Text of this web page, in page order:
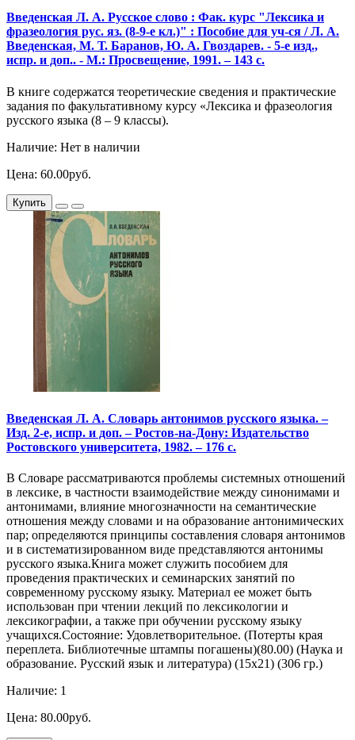
Введенская Л. А. Русское слово : Фак. курс "Лексика и
фразеология рус. яз. (8-9-е кл.)" : Пособие для уч-ся / Л. А.
Введенская, М. Т. Баранов, Ю. А. Гвоздарев. - 5-е изд.,
испр. и доп.. - М.: Просвещение, 1991. – 143 с.
В книге содержатся теоретические сведения и практические
задания по факультативному курсу «Лексика и фразеология
русского языка (8 – 9 классы).
Наличие: Нет в наличии
Цена: 60.00руб.
Купить
Введенская Л. А. Словарь антонимов русского языка. –
Изд. 2-е, испр. и доп. – Ростов-на-Дону: Издательство
Ростовского университета, 1982. – 176 с.
В Словаре рассматриваются проблемы системных отношений
в лексике, в частности взаимодействие между синонимами и
антонимами, влияние многозначности на семантические
отношения между словами и на образование антонимических
пар; определяются принципы составления словаря антонимов
и в систематизированном виде представляются антонимы
русского языка.Книга может служить пособием для
проведения практических и семинарских занятий по
современному русскому языку. Материал ее может быть
использован при чтении лекций по лексикологии и
лексикографии, а также при обучении русскому языку
учащихся.Состояние: Удовлетворительное. (Потерты края
переплета. Библиотечные штампы погашены)(80.00) (Наука и
образование. Русский язык и литература) (15х21) (306 гр.)
Наличие: 1
Цена: 80.00руб.